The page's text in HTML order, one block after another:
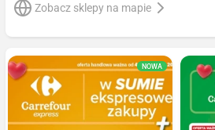
Zobacz sklepy na mapie
NOWA